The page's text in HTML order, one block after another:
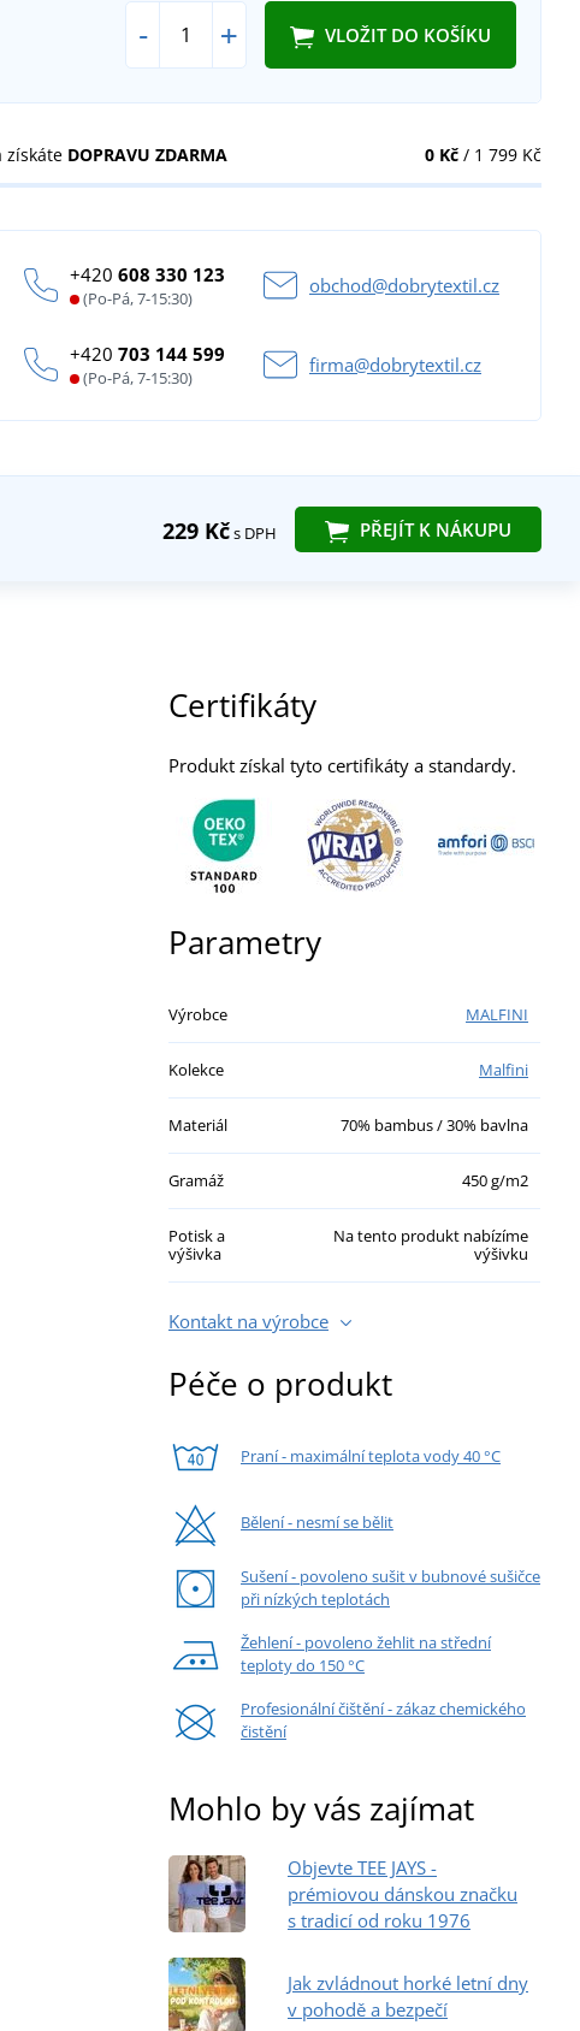
- + VLOŽIT DO KOŠÍKU
0 Kč/ 1 799 Kč
získáte DOPRAVU ZDARMA
+420608 330 123
(Po-Pá, 7-15:30)
obchod@dobrytextil.cz
+420703 144 599
(Po-Pá, 7-15:30)
firma@dobrytextil.cz
229 Kčs DPH PŘEJÍT K NÁKUPU
Certifikáty
Produkt získal tyto certifikáty a standardy.
Parametry
Výrobce MALFINI
Kolekce Malfini
Materiál 70% bambus / 30% bavlna
Gramáž 450 g/m2
Potisk a
výšivka
Na tento produkt nabízíme
výšivku
Kontakt na výrobce
Péče o produkt
Praní - maximální teplota vody 40 °C
Bělení - nesmí se bělit
Sušení - povoleno sušit v bubnové sušičce
při nízkých teplotách
Žehlení - povoleno žehlit na střední
teploty do 150 °C
Profesionální čištění - zákaz chemického
čistění
Mohlo by vás zajímat
Objevte TEE JAYS -
prémiovou dánskou značku
s tradicí od roku 1976
Jak zvládnout horké letní dny
v pohodě a bezpečí